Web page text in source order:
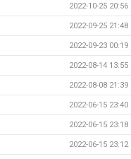
2022-10-25 20:56
2022-09-25 21:48
2022-09-23 00:19
2022-08-14 13:55
2022-08-08 21:39
2022-06-15 23:40
2022-06-15 23:18
2022-06-15 23:12